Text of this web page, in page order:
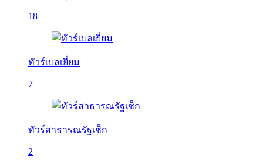
18
ทัวร์เบลเยี่ยม
7
ทัวร์สาธารณรัฐเช็ก
2